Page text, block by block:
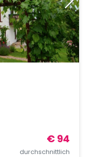
€ 94
durchschnittlich